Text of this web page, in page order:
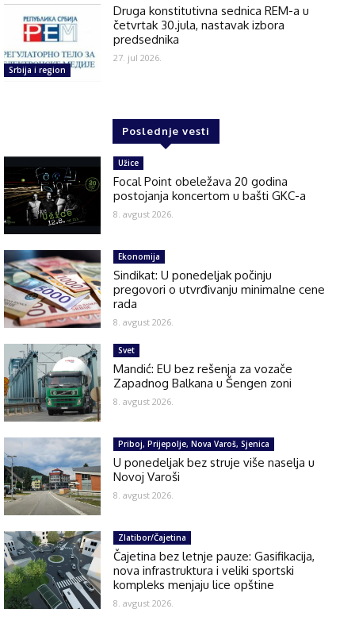
Srbija i region
Druga konstitutivna sednica REM-a u
četvrtak 30.jula, nastavak izbora
predsednika
27. jul 2026.
Poslednje vesti
Užice
Focal Point obeležava 20 godina
postojanja koncertom u bašti GKC-a
8. avgust 2026.
Ekonomija
Sindikat: U ponedeljak počinju
pregovori o utvrđivanju minimalne cene
rada
8. avgust 2026.
Svet
Mandić: EU bez rešenja za vozače
Zapadnog Balkana u Šengen zoni
8. avgust 2026.
Priboj, Prijepolje, Nova Varoš, Sjenica
U ponedeljak bez struje više naselja u
Novoj Varoši
8. avgust 2026.
Zlatibor/Čajetina
Čajetina bez letnje pauze: Gasifikacija,
nova infrastruktura i veliki sportski
kompleks menjaju lice opštine
8. avgust 2026.